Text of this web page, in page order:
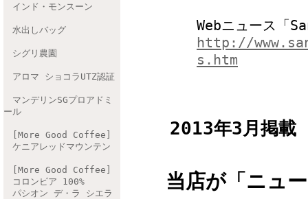
インド・モンスーン
水出しバッグ
シグリ農園
アロマ ショコラUTZ認証
マンデリンSGプロアドミ
ール
[More Good Coffee]
ケニアレッドマウンテン
[More Good Coffee]
コロンビア 100%
パシオン デ・ラ シエラ
Webニュース「
http://
s.htm
2013年3月掲載
当店が「ニュ